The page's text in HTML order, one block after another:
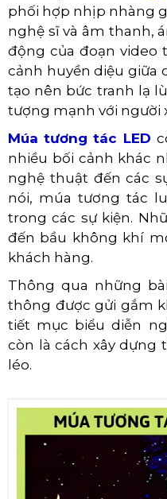
phối hợp nhịp nhàng
nghệ sĩ và âm thanh,
động của đoạn video
cảnh huyền diệu giữa
tạo nên bức tranh lạ
tượng mạnh với người
Múa tương tác LED
nhiều bối cảnh khác
nghệ thuật đến các
nói, múa tương tác
trong các sự kiện.
đến bầu không khí
khách hàng.
Thông qua những
thông được gửi gắm
tiết mục biểu diễn
còn là cách xây dựng
léo.